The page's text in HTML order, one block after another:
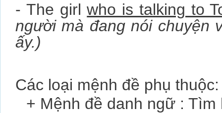
- The girlwho is talking to
người mà đang nói chuyện
ấy.)
Các loại mệnh đề phụ thuộc:
+ Mệnh đề danh ngữ :